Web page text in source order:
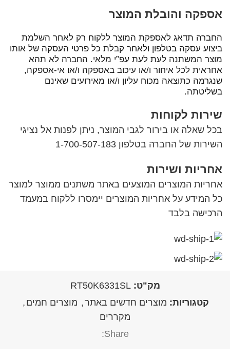
אספקה והובלת המוצר
החברה תדאג לאספקת המוצר ללקוח רק לאחר השלמת
ביצוע עסקה בטלפון ולאחר קבלת כל פרטי העסקה של אותו
מוצר המשתנה לעת לעת עפ”י מלאי. החברה לא תהא
אחראית לכל איחור ו/או עיכוב באספקה ו/או אי-אספקה,
שנגרמה כתוצאה מכוח עליון ו/או מאירועים שאינם
בשליטתה.
שירות לקוחות
בכל שאלה או בירור לגבי המוצר, ניתן לפנות אל נציגי
השירות של החברה בטלפון 1-700-507-183
אחריות ושירות
אחריות המוצרים המוצעים באתר משתנים ממוצר למוצר
כל המידע על אחריות המוצרים יימסרו ללקוח במעמד
הרכישה בלבד
מק"ט:RT50K6331SL
קטגוריות: מוצרים חדשים באתר, מוצרים חמים ,
מקררים
Share: